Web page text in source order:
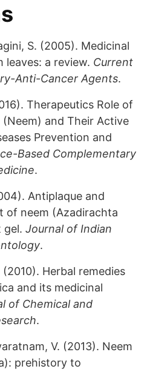
S. (2005). Medicinal
leaves: a review. Current
Anti-Cancer Agents.
Therapeutics Role of
and Their Active
Prevention and
Based Complementary
.
Antiplaque and
of neem (Azadirachta
gel. Journal of Indian
.
Herbal remedies
and its medicinal
of Chemical and
.
V. (2013). Neem
prehistory to